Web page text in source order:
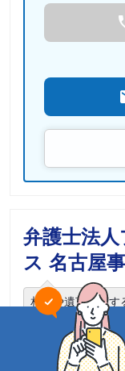
弁護士法
ス 名古屋
相続や遺言に関す
務所までご相談
電話相談可能 初